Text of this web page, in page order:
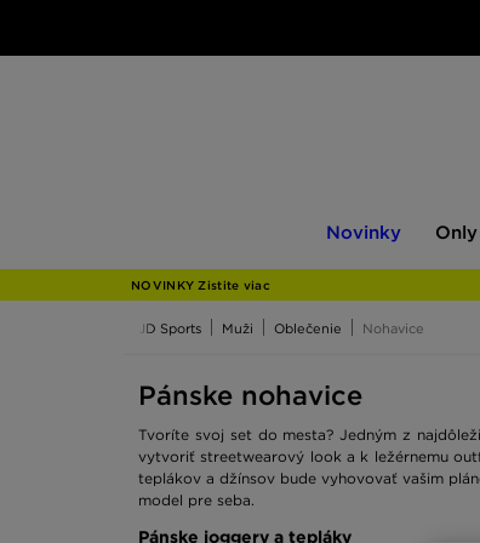
Novinky
JD
NOVINKY Zistite viac
JD Sports Muži Oblečenie Nohavice
Pánske nohavice
Tvoríte svoj set do mesta? Jedným z
vytvoriť streetwearový look a k ležérnemu
teplákov a džínsov bude vyhovovať vašim
model pre seba.
Pánske joggery a tepláky